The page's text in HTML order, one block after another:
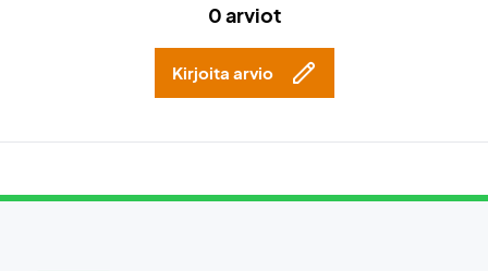
0 arviot
Kirjoita arvio